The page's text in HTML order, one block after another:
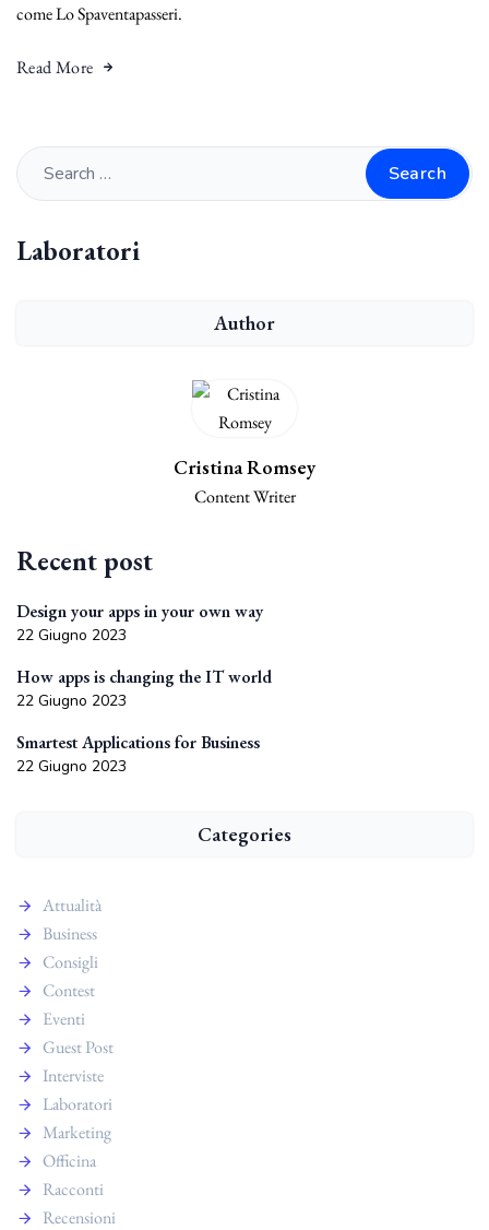
come Lo Spaventapasseri.
Read More
Search
Laboratori
Author
Cristina Romsey
Content Writer
Recent post
Design your apps in your own way
22 Giugno 2023
How apps is changing the IT world
22 Giugno 2023
Smartest Applications for Business
22 Giugno 2023
Categories
Attualità
Business
Consigli
Contest
Eventi
Guest Post
Interviste
Laboratori
Marketing
Officina
Racconti
Recensioni